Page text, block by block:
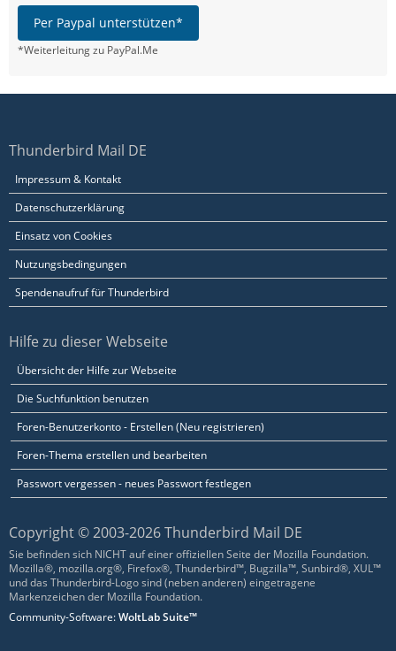
Per Paypal unterstützen*
*Weiterleitung zu PayPal.Me
Thunderbird Mail DE
Impressum & Kontakt
Datenschutzerklärung
Einsatz von Cookies
Nutzungsbedingungen
Spendenaufruf für Thunderbird
Hilfe zu dieser Webseite
Übersicht der Hilfe zur Webseite
Die Suchfunktion benutzen
Foren-Benutzerkonto - Erstellen (Neu registrieren)
Foren-Thema erstellen und bearbeiten
Passwort vergessen - neues Passwort festlegen
Copyright © 2003-2026 Thunderbird Mail DE
Sie befinden sich NICHT auf einer offiziellen Seite der Mozilla Foundation.
Mozilla®, mozilla.org®, Firefox®, Thunderbird™, Bugzilla™, Sunbird®, XUL™
und das Thunderbird-Logo sind (neben anderen) eingetragene
Markenzeichen der Mozilla Foundation.
Community-Software:WoltLab Suite™